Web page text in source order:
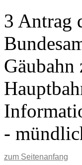
3 Antrag
-
zum Seitenanfang